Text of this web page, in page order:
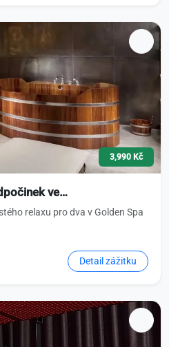
3,990 Kč
ve…
relaxu pro dva v Golden Spa
Detail zážitku